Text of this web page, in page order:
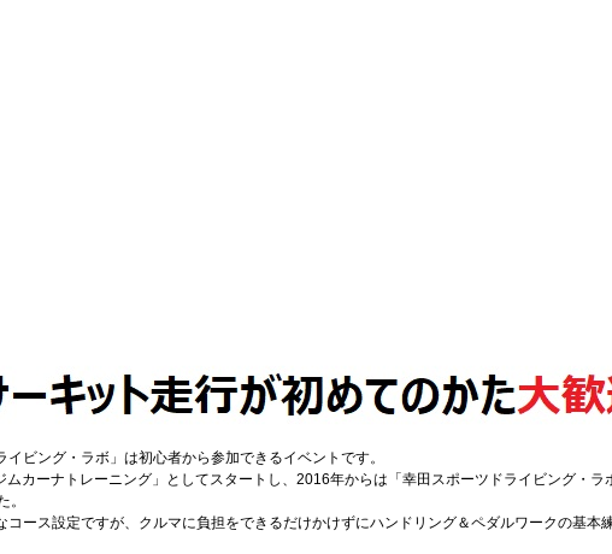
イビング・ラボ」は初心者から参加できるイベントです。
ムカーナトレーニング」としてスタートし、2016年からは「幸田スポーツドライビング・
。
コース設定ですが、クルマに負担をできるだけかけずにハンドリング＆ペダルワークの基本